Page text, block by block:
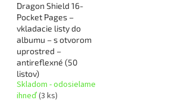
Dragon Shield 16-
Pocket Pages –
vkladacie listy do
albumu – s otvorom
uprostred –
antireflexné (50
listov)
Skladom - odosielame
ihneď(3 ks)